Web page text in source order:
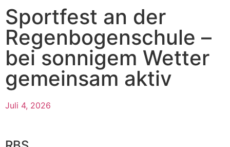
Sportfest an der
Regenbogenschule –
bei sonnigem Wetter
gemeinsam aktiv
Juli 4, 2026